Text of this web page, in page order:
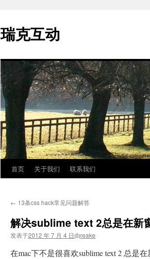
瑞克互动
文
首页 关于我们 联系我们
← 13条css hack常见问题解答
解决sublime text 2总是在新
发表于2012 年 7 月 4 日由reake
在mac下不是很喜欢sublime text 2 总是